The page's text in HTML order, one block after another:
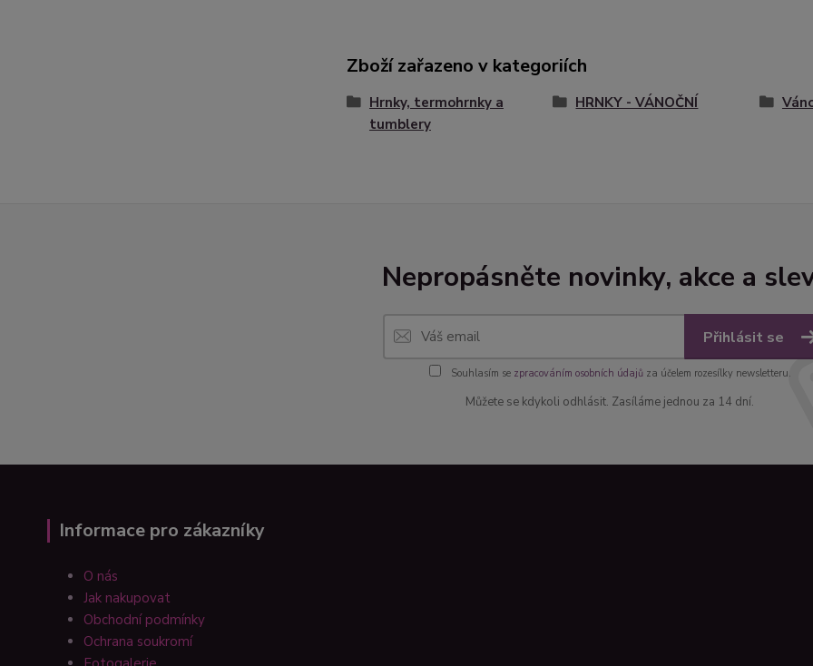
Zboží zařazeno v kategoriích
Hrnky, termohrnky a
tumblery
HRNKY - VÁNOČNÍ
Nepropásněte novinky, akce a
Přihlásit se
Souhlasím se zpracováním osobních údajůza účelem rozesílky newsletteru.
Můžete se kdykoli odhlásit. Zasíláme jednou za 14 dní.
Informace pro zákazníky
O nás
Jak nakupovat
Obchodní podmínky
Ochrana soukromí